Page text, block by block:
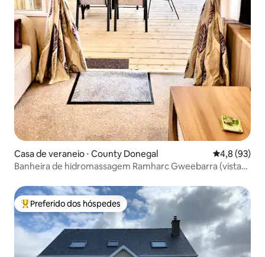
Casa de veraneio ⋅ County Donegal 4,8 de uma
4,8 (93)
Banheira de hidromassagem Ramharc Gweebarra (vista
Entre os melhores preferidos dos hóspedes
Preferido dos hóspedes